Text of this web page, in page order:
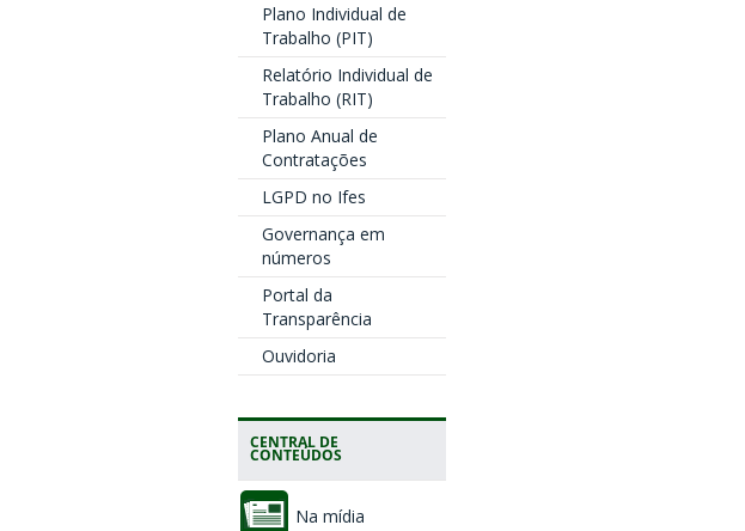
Plano Individual de
Trabalho (PIT)
Relatório Individual de
Trabalho (RIT)
Plano Anual de
Contratações
LGPD no Ifes
Governança em
números
Portal da
Transparência
Ouvidoria
CENTRAL DE
CONTEÚDOS
Na mídia